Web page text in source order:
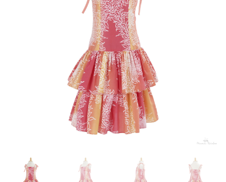
来店試着
お客様の声
お問い合わせ
来店レンタル
検